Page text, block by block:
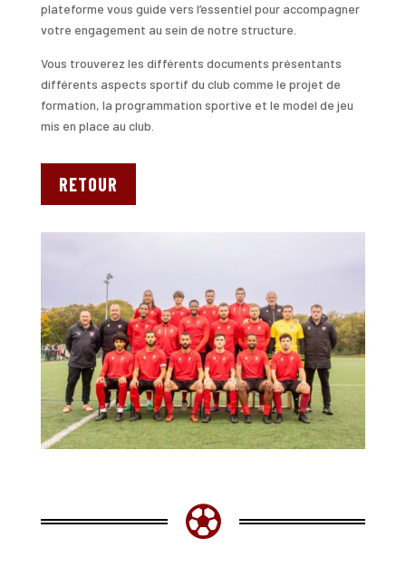
plateforme vous guide vers l’essentiel pour accompagner
votre engagement au sein de notre structure.
Vous trouverez les différents documents présentants
différents aspects sportif du club comme le projet de
formation, la programmation sportive et le model de jeu
mis en place au club.
RETOUR
